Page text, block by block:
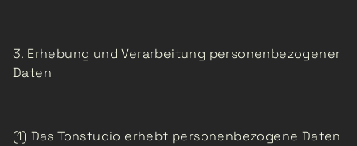
3. Erhebung und Verarbeitung personenbezogener
Daten
(1) Das Tonstudio erhebt personenbezogene Daten